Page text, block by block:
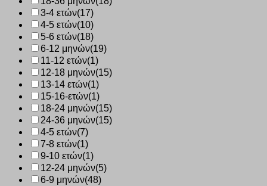
3-4 ετών(17)
4-5 ετών(10)
5-6 ετών(18)
6-12 μηνών(19)
11-12 ετών(1)
12-18 μηνών(15)
13-14 ετών(1)
15-16-ετών(1)
18-24 μηνών(15)
24-36 μηνών(15)
4-5 ετών(7)
7-8 ετών(1)
9-10 ετών(1)
12-24 μηνών(5)
6-9 μηνών(48)